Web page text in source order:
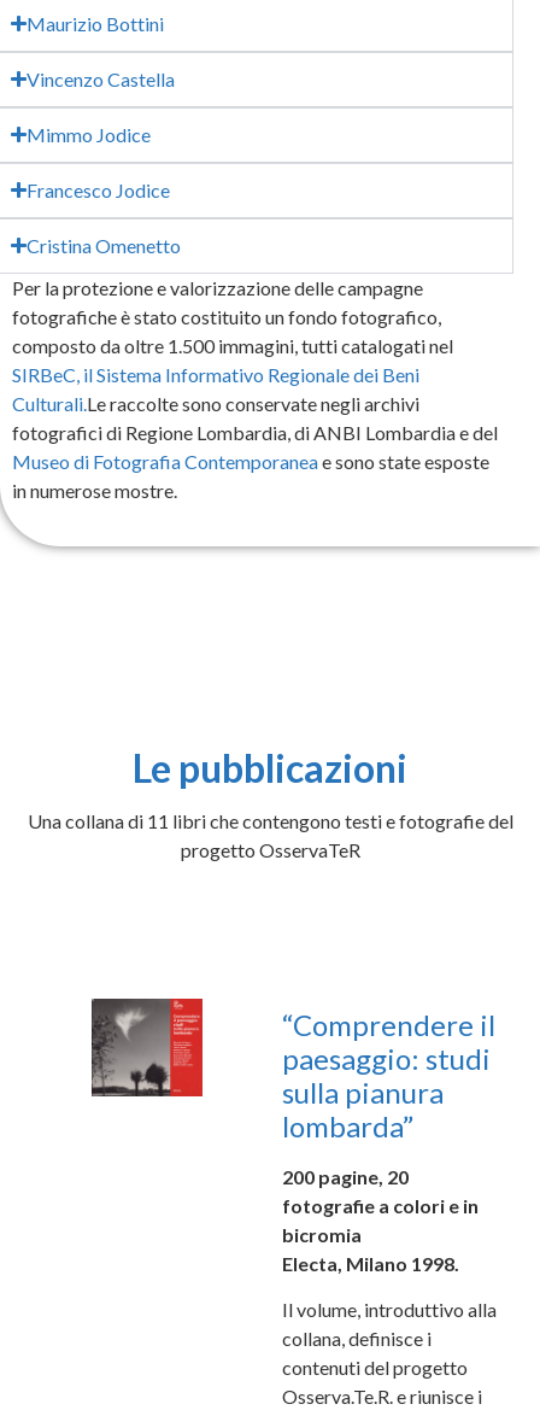
Maurizio Bottini
Vincenzo Castella
Mimmo Jodice
Francesco Jodice
Cristina Omenetto
Per la protezione e valorizzazione delle campagne
fotografiche è stato costituito un fondo fotografico,
composto da oltre 1.500 immagini, tutti catalogati nel
SIRBeC, il Sistema Informativo Regionale dei Beni
Culturali.Le raccolte sono conservate negli archivi
fotografici di Regione Lombardia, di ANBI Lombardia e del
Museo di Fotografia Contemporaneae sono state esposte
in numerose mostre.
Le pubblicazioni
Una collana di 11 libri che contengono testi e fotografie del
progetto OsservaTeR
“Comprendere il
paesaggio: studi
sulla pianura
lombarda”
200 pagine, 20
fotografie a colori e in
bicromia
Electa, Milano 1998.
Il volume, introduttivo alla
collana, definisce i
contenuti del progetto
Osserva.Te.R. e riunisce i